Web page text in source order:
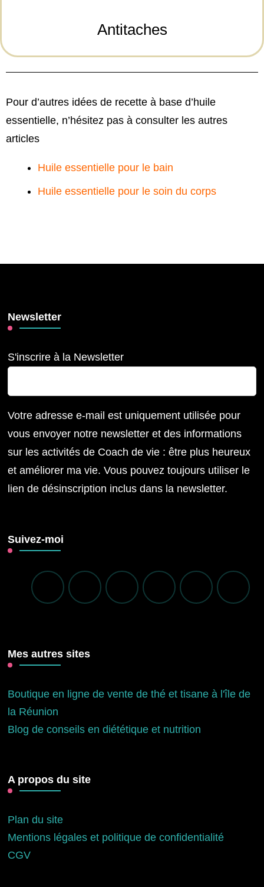
Antitaches
Pour d’autres idées de recette à base d’huile
essentielle, n’hésitez pas à consulter les autres
articles
Huile essentielle pour le bain
Huile essentielle pour le soin du corps
Newsletter
S'inscrire à la Newsletter
Votre adresse e-mail est uniquement utilisée pour
vous envoyer notre newsletter et des informations
sur les activités de Coach de vie : être plus heureux
et améliorer ma vie. Vous pouvez toujours utiliser le
lien de désinscription inclus dans la newsletter.
Suivez-moi
Mes autres sites
Boutique en ligne de vente de thé et tisane à l'île de
la Réunion
Blog de conseils en diététique et nutrition
A propos du site
Plan du site
Mentions légales et politique de confidentialité
CGV